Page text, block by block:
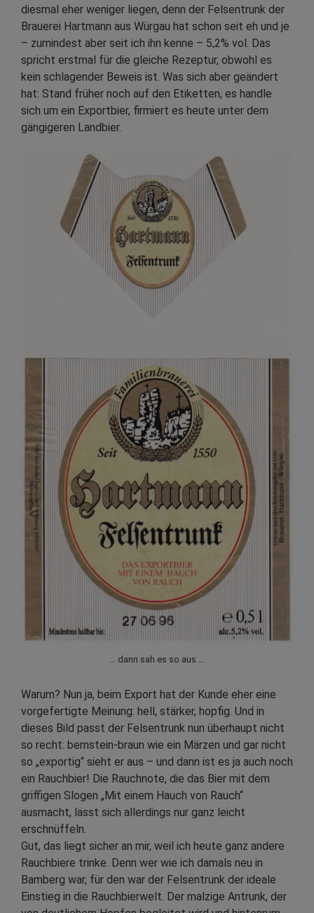
diesmal eher weniger liegen, denn der Felsentrunk der
Brauerei Hartmann aus Würgau hat schon seit eh und je
– zumindest aber seit ich ihn kenne – 5,2% vol. Das
spricht erstmal für die gleiche Rezeptur, obwohl es
kein schlagender Beweis ist. Was sich aber geändert
hat: Stand früher noch auf den Etiketten, es handle
sich um ein Exportbier, firmiert es heute unter dem
gängigeren Landbier.
… dann sah es so aus …
Warum? Nun ja, beim Export hat der Kunde eher eine
vorgefertigte Meinung: hell, stärker, hopfig. Und in
dieses Bild passt der Felsentrunk nun überhaupt nicht
so recht: bernstein-braun wie ein Märzen und gar nicht
so „exportig“ sieht er aus – und dann ist es ja auch noch
ein Rauchbier! Die Rauchnote, die das Bier mit dem
griffigen Slogen „Mit einem Hauch von Rauch“
ausmacht, lässt sich allerdings nur ganz leicht
erschnüffeln.
Gut, das liegt sicher an mir, weil ich heute ganz andere
Rauchbiere trinke. Denn wer wie ich damals neu in
Bamberg war, für den war der Felsentrunk der ideale
Einstieg in die Rauchbierwelt. Der malzige Antrunk, der